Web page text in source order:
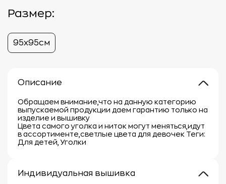
Размер:
95х95см
Описание
Обращаем внимание,что на данную категорию
выпускаемой продукции даем гарантию только на
изделие и вышивку
Цвета самого уголка и ниток могут меняться,идут
в ассортименте,светлые цвета для девочек Теги:
Для детей, Уголки
Индивидуальная вышивка